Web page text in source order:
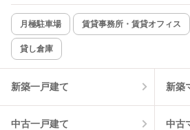
新着のみ
該当件数:
3
月極駐車場 賃貸事務所・賃貸オフィス
貸し倉庫
新築一戸建て 新築
中古一戸建て 中古